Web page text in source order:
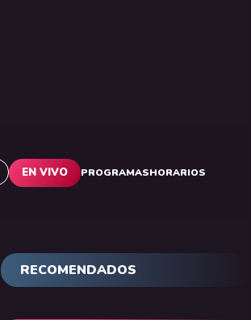
EN VIVO PROGRAMASHORARIOS
RECOMENDADOS